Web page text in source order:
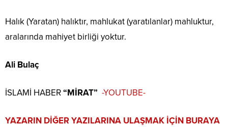
Halık (Yaratan) halıktır, mahlukat (yaratılanlar) mahluktur,
aralarında mahiyet birliği yoktur.
Ali Bulaç
İSLAMİ HABER“MİRAT” -YOUTUBE-
YAZARIN DİĞER YAZILARINA ULAŞMAK İÇİN BURAYA